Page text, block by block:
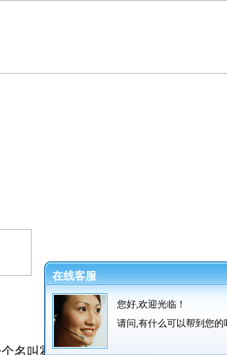
善行结善
发布者：振超网业 发布时间：
名叫霍华德的贫穷男孩为了攒够学费
在线客服
您好,欢迎光临！
请问,有什么可以帮到您的